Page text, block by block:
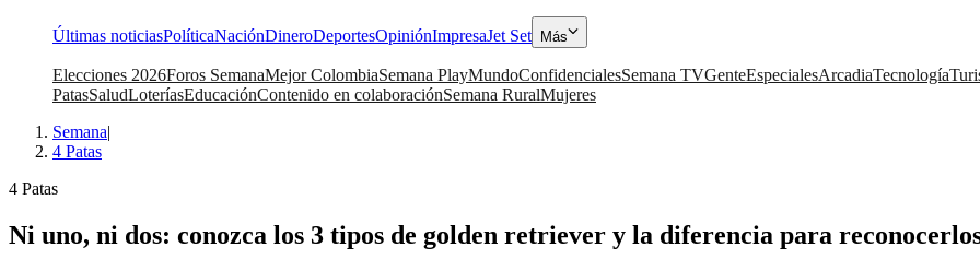
Últimas noticiasPolíticaNaciónDineroDeportesOpiniónImpresaJet Set Más
Elecciones 2026Foros SemanaMejor ColombiaSemana PlayMundoConfidencialesSemana TVGenteEspecialesArcadiaTecnología
PatasSaludLoteríasEducaciónContenido en colaboraciónSemana RuralMujeres
Semana|
4 Patas
4 Patas
Ni uno, ni dos: conozca los 3 tipos de golden retriever y la diferencia para